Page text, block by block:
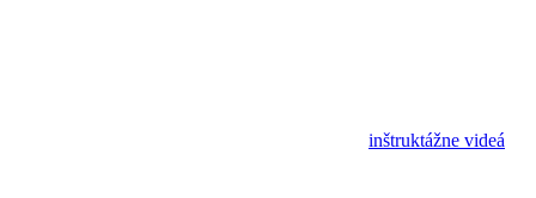
inštruktážne videá